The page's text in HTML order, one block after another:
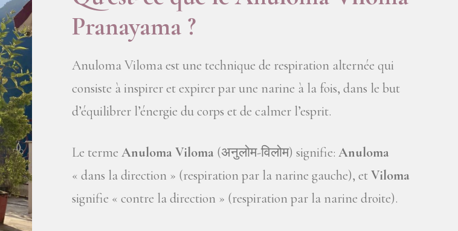
Pranayama ?
Anuloma Viloma est une technique de respiration alternée qui
consiste à inspirer et expirer par une narine à la fois, dans le but
d’équilibrer l’énergie du corps et de calmer l’esprit.
Le terme AnulomaViloma (अनुलोम-विलोम) signifie: Anuloma
« dans la direction » (respiration par la narine gauche), etViloma
signifie « contre la direction » (respiration par la narine droite).